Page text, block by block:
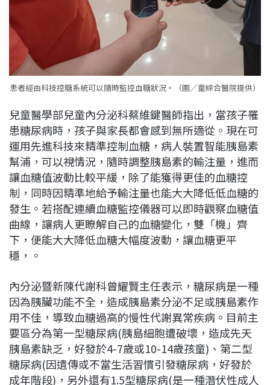
患者經由科技控糖系統可以隨時監控血糖狀況。（圖／童綜合醫院提供）
兒童醫學部兒童內分泌科蔡維鍵醫師指出，當孩子罹
患糖尿病時，孩子與家長都會感到無所適從。現在可
運用先進科技來精準控制血糖，病人裝置智能胰島素
幫浦，可以視情況，隨時調整胰島素的輸注量，進而
讓血糖值波動比較平緩，除了能獲得更佳的血糖控
制，同時因精準地給予輸注量也能大大降低低血糖的
發生。若搭配連續血糖監控儀器可以即時觀察血糖值
曲線，讓病人更瞭解自己的血糖變化，雙「機」齊
下，便能大大降低血糖大幅度波動，讓血糖更平
穩，。
內分泌暨新陳代謝科曾耀賢主任表示，糖尿病是一種
因為胰臟功能不全，造成胰島素分泌不足或胰島素作
用不佳，導致血糖過高的慢性代謝異常疾病。目前主
要區分為第一型糖尿病(胰島細胞遭破壞，造成先天
胰島素缺乏，好發於4-7歲或10-14歲孩童)、第二型
糖尿病(因遺傳或不當生活習慣引發糖尿病，好發於
成年階段)，另外還有1.5型糖尿病(是一種潛伏性成人